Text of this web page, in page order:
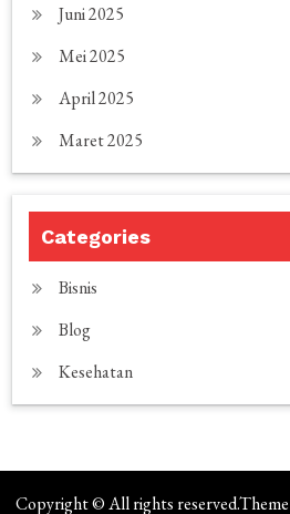
Juni 2025
Mei 2025
April 2025
Maret 2025
Categories
Bisnis
Blog
Kesehatan
Copyright © All rights